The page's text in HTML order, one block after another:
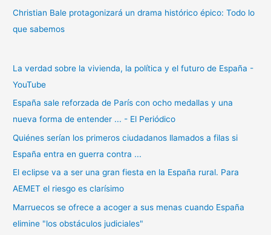
Christian Bale protagonizará un drama histórico épico: Todo lo
que sabemos
La verdad sobre la vivienda, la política y el futuro de España -
YouTube
España sale reforzada de París con ocho medallas y una
nueva forma de entender ... - El Periódico
Quiénes serían los primeros ciudadanos llamados a filas si
España entra en guerra contra ...
El eclipse va a ser una gran fiesta en la España rural. Para
AEMET el riesgo es clarísimo
Marruecos se ofrece a acoger a sus menas cuando España
elimine "los obstáculos judiciales"